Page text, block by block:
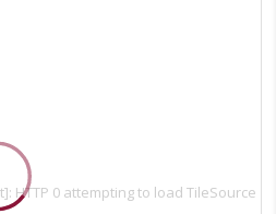
HTTP 0 attempting to load TileSource